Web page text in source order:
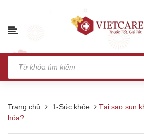
Trang chủ 1-Sức khỏe
Tại sao sụn
hóa?